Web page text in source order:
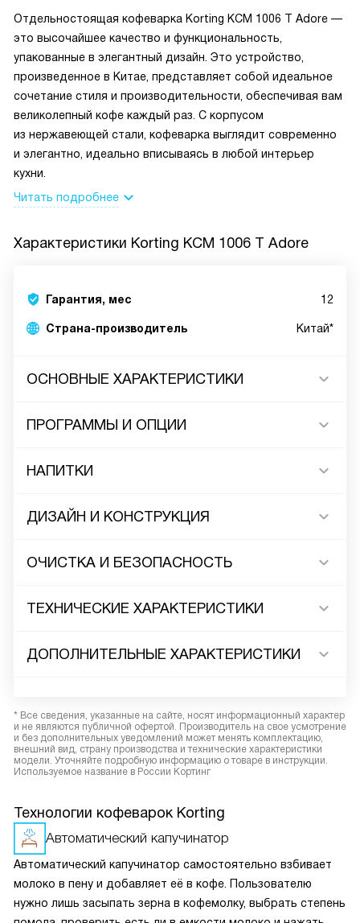
Отдельностоящая кофеварка Korting KCM 1006 T Adore —
это высочайшее качество и функциональность,
упакованные в элегантный дизайн. Это устройство,
произведенное в Китае, представляет собой идеальное
сочетание стиля и производительности, обеспечивая вам
великолепный кофе каждый раз. С корпусом
из нержавеющей стали, кофеварка выглядит современно
и элегантно, идеально вписываясь в любой интерьер
кухни.
Читать подробнее
Характеристики Korting KCM 1006 T Adore
Гарантия, мес 12
Страна-производитель Китай*
ОСНОВНЫЕ ХАРАКТЕРИСТИКИ
ПРОГРАММЫ И ОПЦИИ
НАПИТКИ
ДИЗАЙН И КОНСТРУКЦИЯ
ОЧИСТКА И БЕЗОПАСНОСТЬ
ТЕХНИЧЕСКИЕ ХАРАКТЕРИСТИКИ
ДОПОЛНИТЕЛЬНЫЕ ХАРАКТЕРИСТИКИ
* Все сведения, указанные на сайте, носят информационный характер
и не являются публичной офертой. Производитель на свое усмотрение
и без дополнительных уведомлений может менять комплектацию,
внешний вид, страну производства и технические характеристики
модели. Уточняйте подробную информацию о товаре в инструкции.
Используемое название в России Кортинг
Технологии кофеварок Korting
Автоматический капучинатор
Автоматический капучинатор самостоятельно взбивает
молоко в пену и добавляет её в кофе. Пользователю
нужно лишь засыпать зерна в кофемолку, выбрать степень